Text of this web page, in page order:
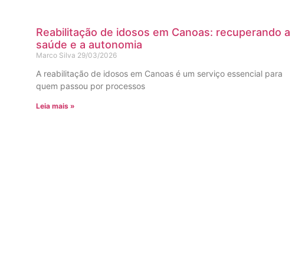
Reabilitação de idosos em Canoas: recuperando a
saúde e a autonomia
Marco Silva 29/03/2026
A reabilitação de idosos em Canoas é um serviço essencial para
quem passou por processos
Leia mais »